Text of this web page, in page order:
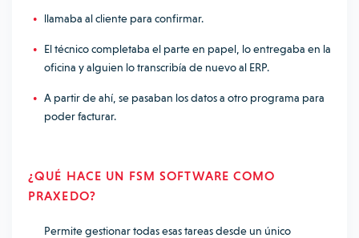
llamaba al cliente para confirmar.
El técnico completaba el parte en papel, lo entregaba en la
oficina y alguien lo transcribía de nuevo al ERP.
A partir de ahí, se pasaban los datos a otro programa para
poder facturar.
¿QUÉ HACE UN FSM SOFTWARE COMO
PRAXEDO?
Permite gestionar todas esas tareas desde un único